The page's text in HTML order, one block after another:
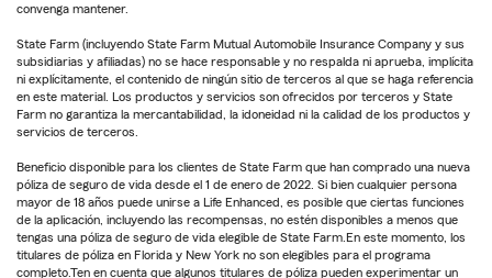
convenga mantener.
State Farm (incluyendo State Farm Mutual Automobile Insurance Company y sus
subsidiarias y afiliadas) no se hace responsable y no respalda ni aprueba, implícita
ni explícitamente, el contenido de ningún sitio de terceros al que se haga referencia
en este material. Los productos y servicios son ofrecidos por terceros y State
Farm no garantiza la mercantabilidad, la idoneidad ni la calidad de los productos y
servicios de terceros.
Beneficio disponible para los clientes de State Farm que han comprado una nueva
póliza de seguro de vida desde el 1 de enero de 2022. Si bien cualquier persona
mayor de 18 años puede unirse a Life Enhanced, es posible que ciertas funciones
de la aplicación, incluyendo las recompensas, no estén disponibles a menos que
tengas una póliza de seguro de vida elegible de State Farm.En este momento, los
titulares de póliza en Florida y New York no son elegibles para el programa
completo.Ten en cuenta que algunos titulares de póliza pueden experimentar un